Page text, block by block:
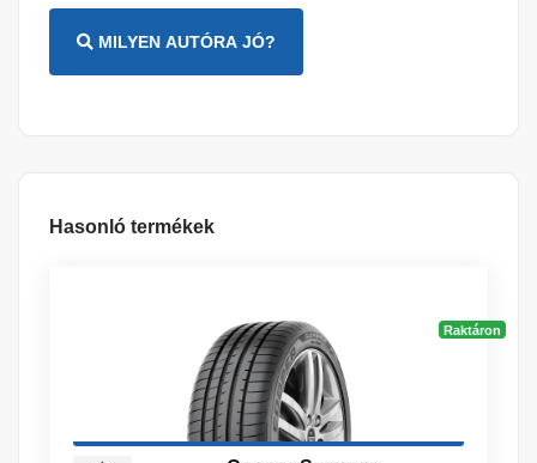
MILYEN AUTÓRA JÓ?
Hasonló termékek
Raktáron